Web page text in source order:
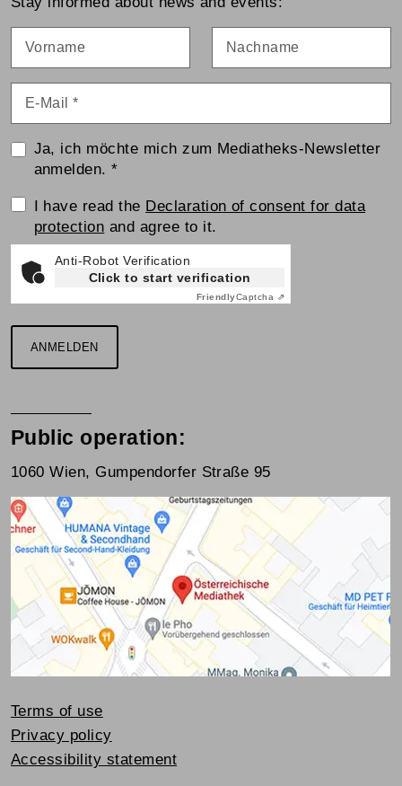
Ja, ich möchte mich zum Mediatheks-Newsletter
anmelden.*
Einwilligungserklärung
I have read the Declaration of consent for data
protection and agree to it.
Anti-Robot Verification
Click to start verification
FriendlyCaptcha ⇗
ANMELDEN
Public operation:
1060 Wien, Gumpendorfer Straße 95
Terms of use
Privacy policy
Accessibility statement